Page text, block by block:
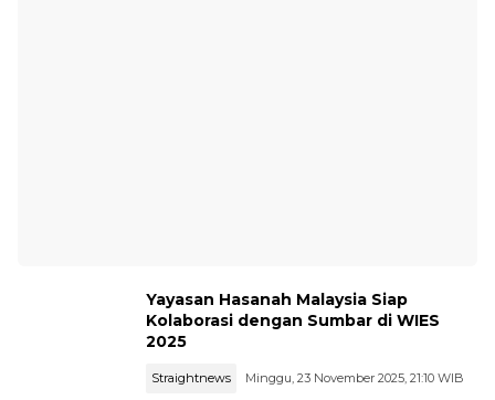
Yayasan Hasanah Malaysia Siap
Kolaborasi dengan Sumbar di WIES
2025
Straightnews Minggu, 23 November 2025, 21:10 WIB